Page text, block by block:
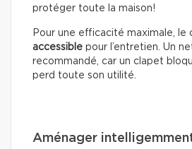
protéger toute la maison!
Pour une efficacité maximale,
accessible pour l’entretien. Un
recommandé, car un clapet
perd toute son utilité.
Aménager